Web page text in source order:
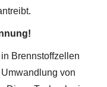
Brennstoffzellen
von